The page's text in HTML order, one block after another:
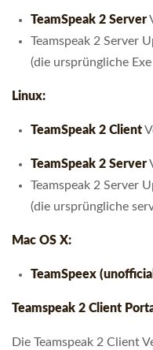
TeamSpeak 2 Server
Teamspeak 2 Server
(die ursprüngliche
Linux:
TeamSpeak 2 Client
TeamSpeak 2 Server
Teamspeak 2 Server
(die ursprüngliche
Mac OS X:
TeamSpeex
Teamspeak 2 Client
Die Teamspeak 2 Client